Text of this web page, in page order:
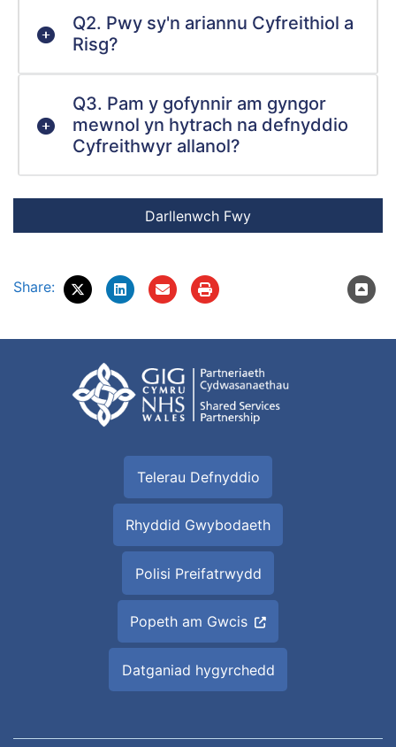
Q2. Pwy sy'n ariannu Cyfreithiol a
Risg?
Q3. Pam y gofynnir am gyngor
mewnol yn hytrach na defnyddio
Cyfreithwyr allanol?
Share:
Telerau Defnyddio
Rhyddid Gwybodaeth
Polisi Preifatrwydd
Popeth am Gwcis
Datganiad hygyrchedd